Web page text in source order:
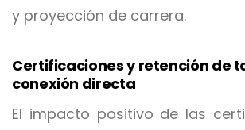
y proyección de carrera.
Certificaciones y retención de
conexión directa
El impacto positivo de las